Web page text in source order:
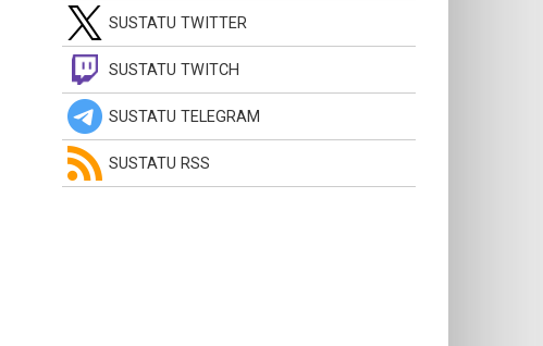
SUSTATU TWITTER
SUSTATU TWITCH
SUSTATU TELEGRAM
SUSTATU RSS